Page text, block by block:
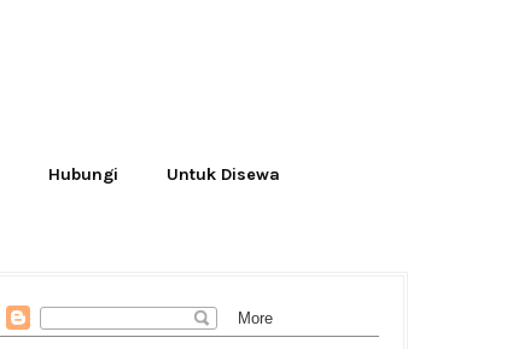
Hubungi Untuk Disewa